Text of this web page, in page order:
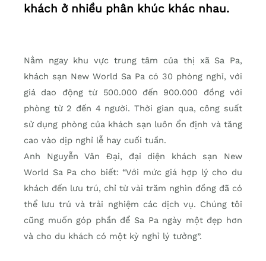
khách ở nhiều phân khúc khác nhau.
Nằm ngay khu vực trung tâm của thị xã Sa Pa,
khách sạn New World Sa Pa có 30 phòng nghỉ, với
giá dao động từ 500.000 đến 900.000 đồng với
phòng từ 2 đến 4 người. Thời gian qua, công suất
sử dụng phòng của khách sạn luôn ổn định và tăng
cao vào dịp nghỉ lễ hay cuối tuần.
Anh Nguyễn Văn Đại, đại diện khách sạn New
World Sa Pa cho biết: “Với mức giá hợp lý cho du
khách đến lưu trú, chỉ từ vài trăm nghìn đồng đã có
thể lưu trú và trải nghiệm các dịch vụ. Chúng tôi
cũng muốn góp phần để Sa Pa ngày một đẹp hơn
và cho du khách có một kỳ nghỉ lý tưởng”.